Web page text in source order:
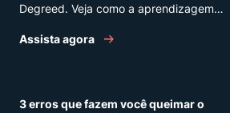
Degreed. Veja como a aprendizagem
sucesso.
Assista agora
3 erros que fazem você queimar o